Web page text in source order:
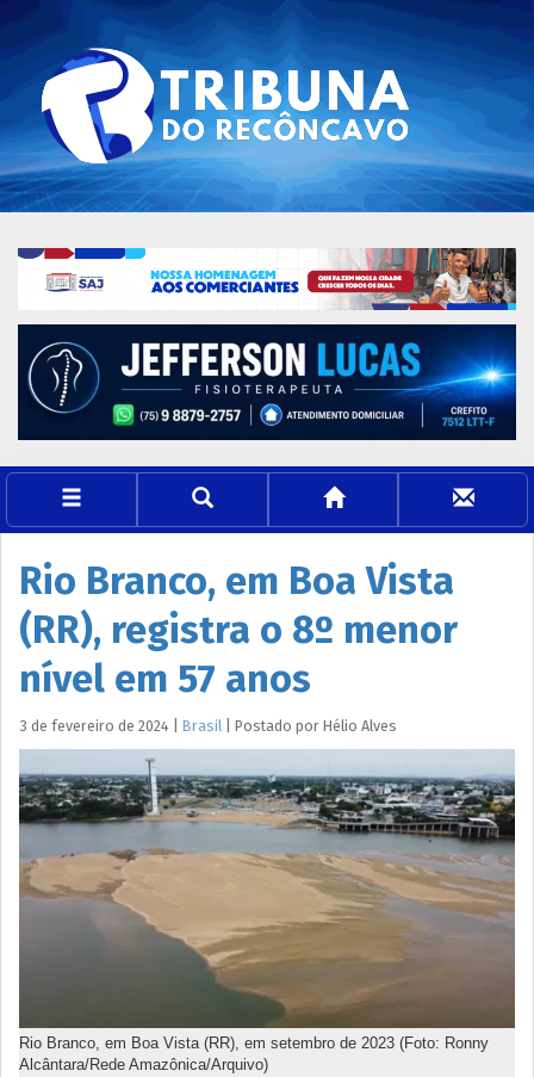
Rio Branco, em Boa Vista
(RR), registra o 8º menor
nível em 57 anos
3 de fevereiro de 2024 Brasil Postado por Hélio Alves
Rio Branco, em Boa Vista (RR), em setembro de 2023 (Foto: Ronny
Alcântara/Rede Amazônica/Arquivo)